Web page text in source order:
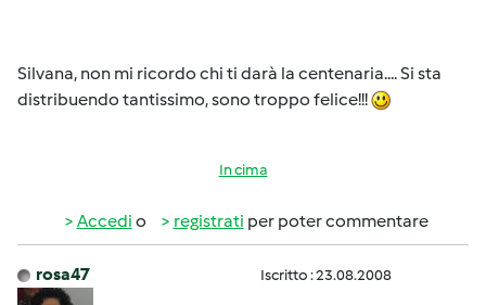
Silvana, non mi ricordo chi ti darà la centenaria.... Si sta
distribuendo tantissimo, sono troppo felice!!!
In cima
Accedi o registrati per poter commentare
rosa47 Iscritto : 23.08.2008